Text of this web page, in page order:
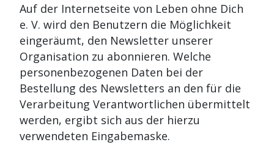
Auf der Internetseite von Leben ohne Dich
e. V. wird den Benutzern die Möglichkeit
eingeräumt, den Newsletter unserer
Organisation zu abonnieren. Welche
personenbezogenen Daten bei der
Bestellung des Newsletters an den für die
Verarbeitung Verantwortlichen übermittelt
werden, ergibt sich aus der hierzu
verwendeten Eingabemaske.